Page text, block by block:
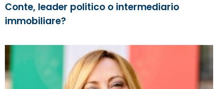
Conte, leader politico o intermediario
immobiliare?